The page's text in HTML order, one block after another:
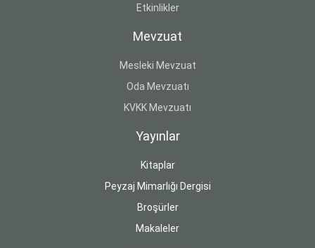
Etkinlikler
Mevzuat
Mesleki Mevzuat
Oda Mevzuatı
KVKK Mevzuatı
Yayınlar
Kitaplar
Peyzaj Mimarlığı Dergisi
Broşürler
Makaleler